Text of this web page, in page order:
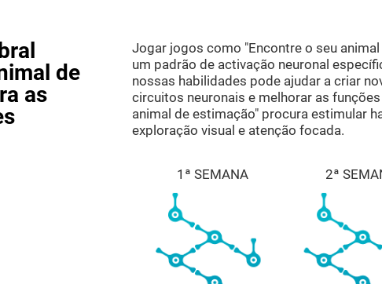
de
as
Jogar jogos como "Encontre o seu
um padrão de activação neuronal
nossas habilidades pode ajudar a criar
circuitos neuronais e melhorar as
animal de estimação" procura estimular
exploração visual e atenção focada.
1ª SEMANA 2ª